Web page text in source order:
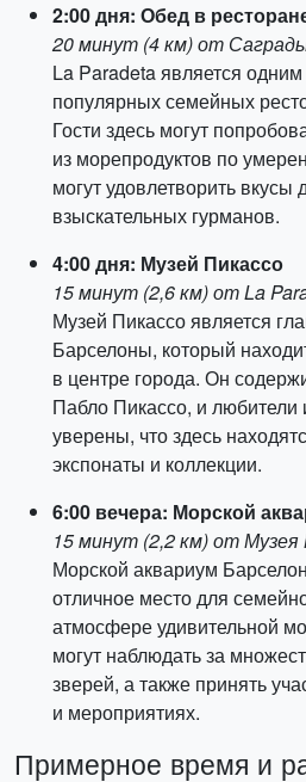
2:00 дня: Обед в
20 минут (4 км) от
La Paradeta является
популярных семейных
Гости здесь могут
из морепродуктов по
могут удовлетворить
взыскательных гурманов.
4:00 дня: Музей Пикассо
15 минут (2,6 км) от La
Музей Пикассо является
Барселоны, который
в центре города. Он
Пабло Пикассо, и любители
уверены, что здесь
экспонаты и коллекции.
6:00 вечера: Морской
15 минут (2,2 км) от Музея
Морской аквариум
отличное место для
атмосфере удивительной
могут наблюдать за
зверей, а также принять
и мероприятиях.
Примерное время и